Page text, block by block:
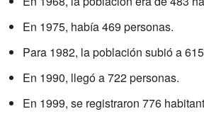
En 1975, había 469 personas.
Para 1982, la población subió a
En 1990, llegó a 722 personas.
En 1999, se registraron 776